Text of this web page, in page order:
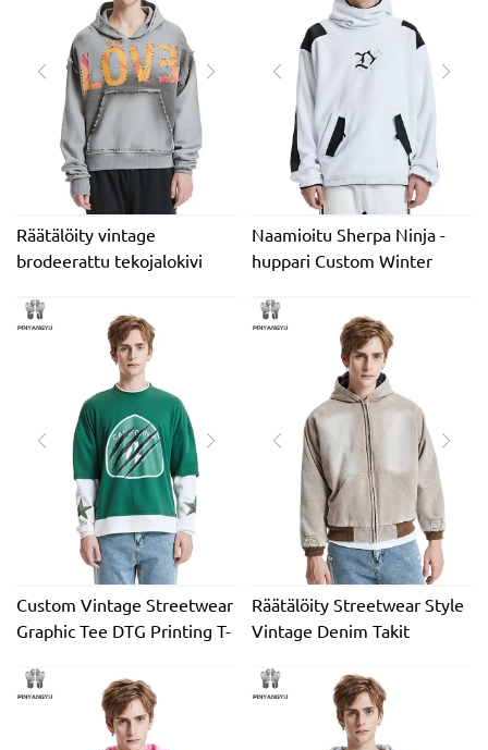
Räätälöity vintage
brodeerattu tekojalokivi
happopesu Ylisuuri 100 %
puuvilla
ympäristöystävällinen
korkea laatu
Naamioitu Sherpa Ninja -
huppari Custom Winter
Brodeerattu Berber Fleece
Heavyweight -huppari
Custom Vintage Streetwear
Graphic Tee DTG Printing T-
pitkähihainen T-paita
miehille kaksinkertaisella O-
kaula-aukolla
Räätälöity Streetwear Style
Vintage Denim Takit
Oversized Canvas Tuulitakki
Työ Jean Takki miehille